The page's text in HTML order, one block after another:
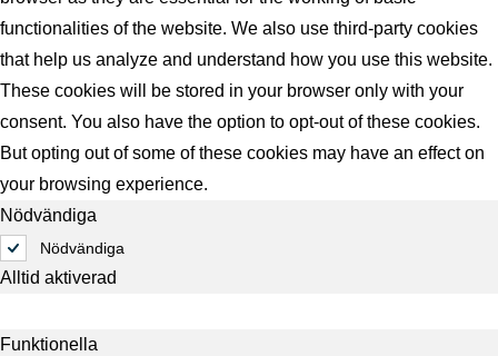
functionalities of the website. We also use third-party cookies
that help us analyze and understand how you use this website.
These cookies will be stored in your browser only with your
consent. You also have the option to opt-out of these cookies.
But opting out of some of these cookies may have an effect on
your browsing experience.
Nödvändiga
Nödvändiga
Alltid aktiverad
Funktionella